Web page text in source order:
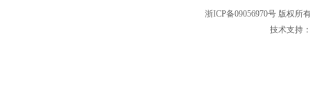
浙ICP备09056970号 版权所
技术支持